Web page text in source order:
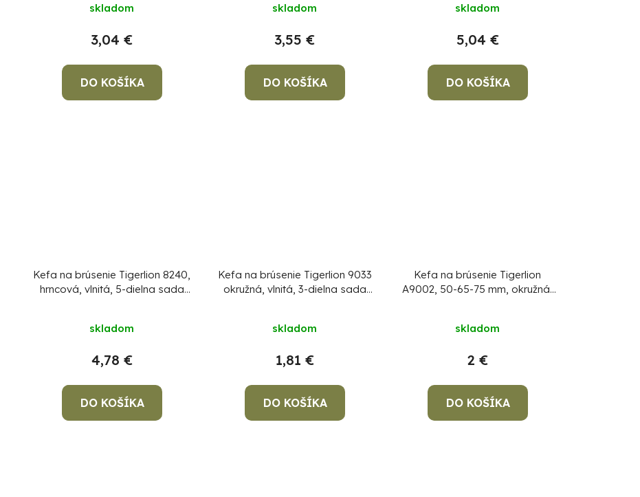
skladom
3,04 €
DO KOŠÍKA
skladom
3,55 €
DO KOŠÍKA
skladom
5,04 €
DO KOŠÍKA
Kefa na brúsenie Tigerlion 8240,
hrncová, vlnitá, 5-dielna sada
skladom
4,78 €
DO KOŠÍKA
Kefa na brúsenie Tigerlion 9033
okružná, vlnitá, 3-dielna sada
skladom
1,81 €
DO KOŠÍKA
Kefa na brúsenie Tigerlion
A9002, 50-65-75 mm, okružná,
skladom
2 €
DO KOŠÍKA